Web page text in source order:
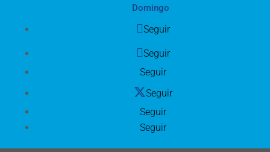
Domingo
Seguir
Seguir
Seguir
Seguir
Seguir
Seguir